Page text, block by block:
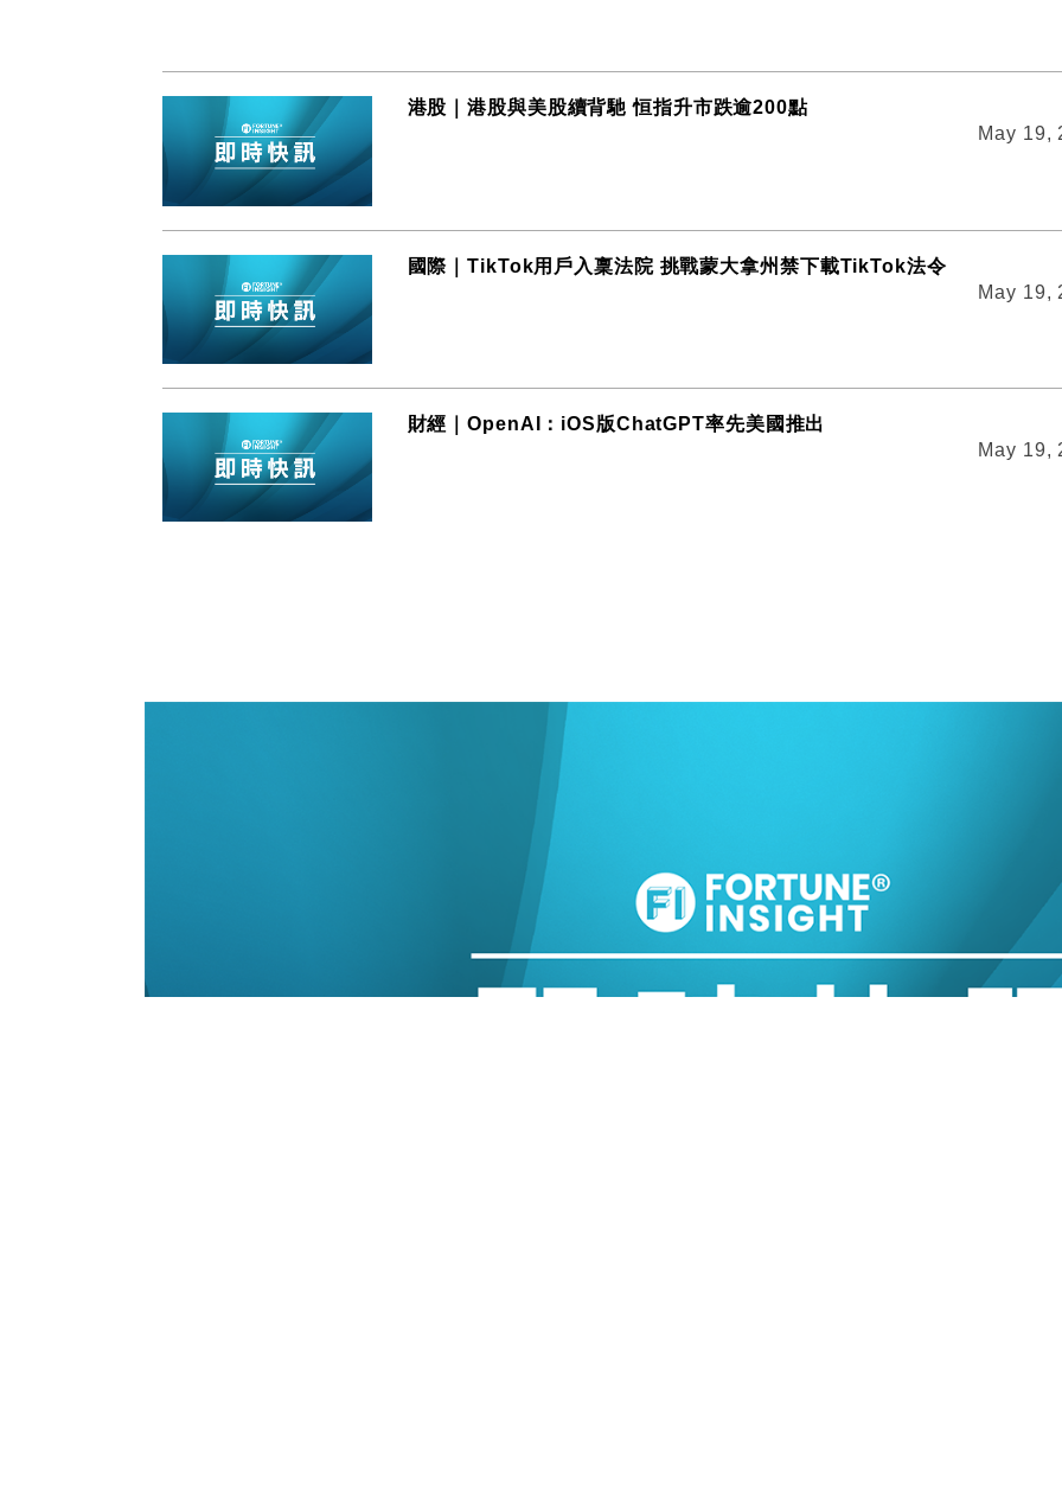
港股｜港股與美股續背馳 恒指升市跌逾200點
May 19,
國際｜TikTok用戶入稟法院 挑戰蒙大拿州禁下載TikTok法令
May 19,
財經｜OpenAI：iOS版ChatGPT率先美國推出
May 19,